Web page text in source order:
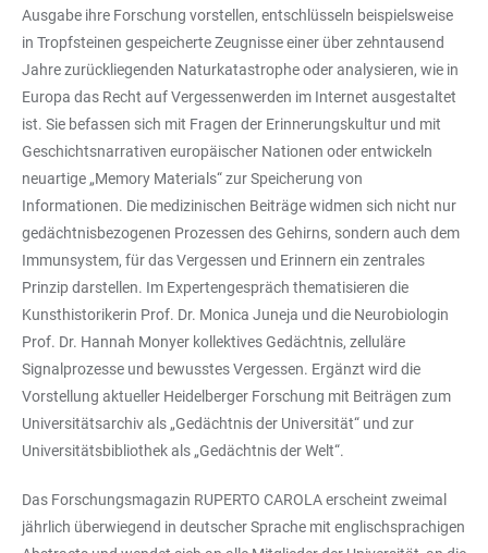
Ausgabe ihre Forschung vorstellen, entschlüsseln beispielsweise
in Tropfsteinen gespeicherte Zeugnisse einer über zehntausend
Jahre zurückliegenden Naturkatastrophe oder analysieren, wie in
Europa das Recht auf Vergessenwerden im Internet ausgestaltet
ist. Sie befassen sich mit Fragen der Erinnerungskultur und mit
Geschichtsnarrativen europäischer Nationen oder entwickeln
neuartige „Memory Materials“ zur Speicherung von
Informationen. Die medizinischen Beiträge widmen sich nicht nur
gedächtnisbezogenen Prozessen des Gehirns, sondern auch dem
Immunsystem, für das Vergessen und Erinnern ein zentrales
Prinzip darstellen. Im Expertengespräch thematisieren die
Kunsthistorikerin Prof. Dr. Monica Juneja und die Neurobiologin
Prof. Dr. Hannah Monyer kollektives Gedächtnis, zelluläre
Signalprozesse und bewusstes Vergessen. Ergänzt wird die
Vorstellung aktueller Heidelberger Forschung mit Beiträgen zum
Universitätsarchiv als „Gedächtnis der Universität“ und zur
Universitätsbibliothek als „Gedächtnis der Welt“.
Das Forschungsmagazin RUPERTO CAROLA erscheint zweimal
jährlich überwiegend in deutscher Sprache mit englischsprachigen